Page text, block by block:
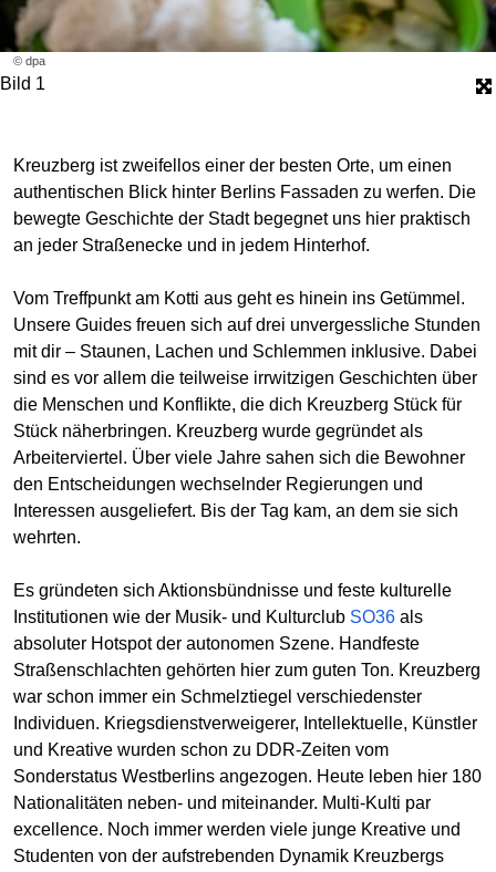
© dpa
Bild 1
Kreuzberg ist zweifellos einer der besten Orte, um einen
authentischen Blick hinter Berlins Fassaden zu werfen. Die
bewegte Geschichte der Stadt begegnet uns hier praktisch
an jeder Straßenecke und in jedem Hinterhof.
Vom Treffpunkt am Kotti aus geht es hinein ins Getümmel.
Unsere Guides freuen sich auf drei unvergessliche Stunden
mit dir – Staunen, Lachen und Schlemmen inklusive. Dabei
sind es vor allem die teilweise irrwitzigen Geschichten über
die Menschen und Konflikte, die dich Kreuzberg Stück für
Stück näherbringen. Kreuzberg wurde gegründet als
Arbeiterviertel. Über viele Jahre sahen sich die Bewohner
den Entscheidungen wechselnder Regierungen und
Interessen ausgeliefert. Bis der Tag kam, an dem sie sich
wehrten.
Es gründeten sich Aktionsbündnisse und feste kulturelle
Institutionen wie der Musik- und Kulturclub SO36 als
absoluter Hotspot der autonomen Szene. Handfeste
Straßenschlachten gehörten hier zum guten Ton. Kreuzberg
war schon immer ein Schmelztiegel verschiedenster
Individuen. Kriegsdienstverweigerer, Intellektuelle, Künstler
und Kreative wurden schon zu DDR-Zeiten vom
Sonderstatus Westberlins angezogen. Heute leben hier 180
Nationalitäten neben- und miteinander. Multi-Kulti par
excellence. Noch immer werden viele junge Kreative und
Studenten von der aufstrebenden Dynamik Kreuzbergs